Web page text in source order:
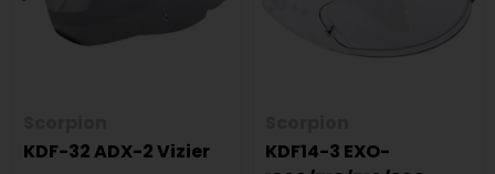
KDF-32 ADX-2 Vizier
KDF14-3 EXO-